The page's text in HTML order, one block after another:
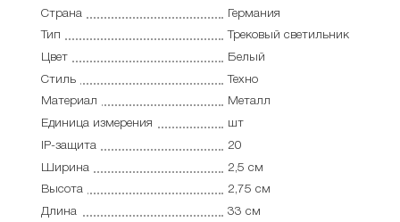
Страна
Германия
Тип
Трековый светильник
Цвет
Белый
Стиль
Техно
Материал
Металл
Единица измерения
шт
IP-защита
20
Ширина
2,5 см
Высота
2,75 см
Длина
33 см